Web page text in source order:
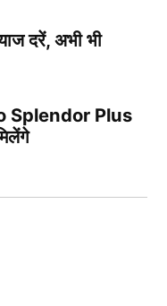
दरें, अभी भी
Splendor Plus